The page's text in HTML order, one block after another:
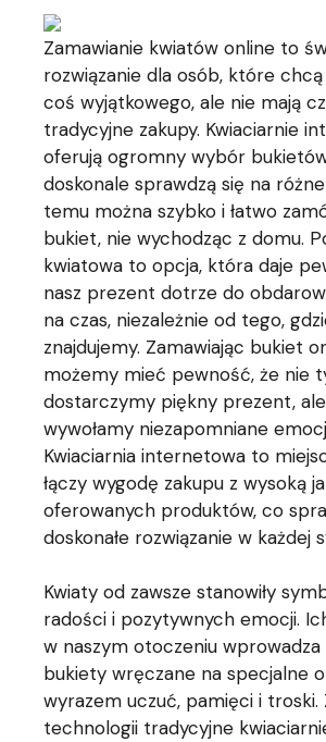
Zamawianie kwiatów online to
rozwiązanie dla osób, które
coś wyjątkowego, ale nie mają
tradycyjne zakupy. Kwiaciarnie
oferują ogromny wybór
doskonale sprawdzą się na
temu można szybko i łatwo
bukiet, nie wychodząc z domu.
kwiatowa to opcja, która daje
nasz prezent dotrze do
na czas, niezależnie od tego,
znajdujemy. Zamawiając bukiet
możemy mieć pewność, że nie
dostarczymy piękny prezent,
wywołamy niezapomniane
Kwiaciarnia internetowa to
łączy wygodę zakupu z wysoką
oferowanych produktów, co
doskonałe rozwiązanie w każdej
Kwiaty od zawsze stanowiły
radości i pozytywnych emocji.
w naszym otoczeniu wprowadza
bukiety wręczane na specjalne
wyrazem uczuć, pamięci i troski.
technologii tradycyjne